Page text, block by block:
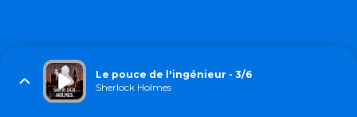
Le pouce de l'ingénieur - 3/6
Sherlock Holmes